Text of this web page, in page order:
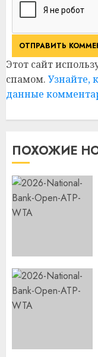
Этот сайт
спамом. Узнайте,
данные
ПОХОЖИЕ